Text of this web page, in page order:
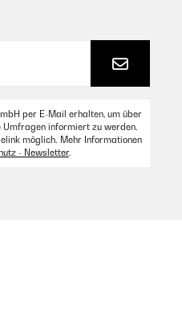
per E-Mail erhalten, um über
Umfragen informiert zu werden.
möglich. Mehr Informationen
- Newsletter.